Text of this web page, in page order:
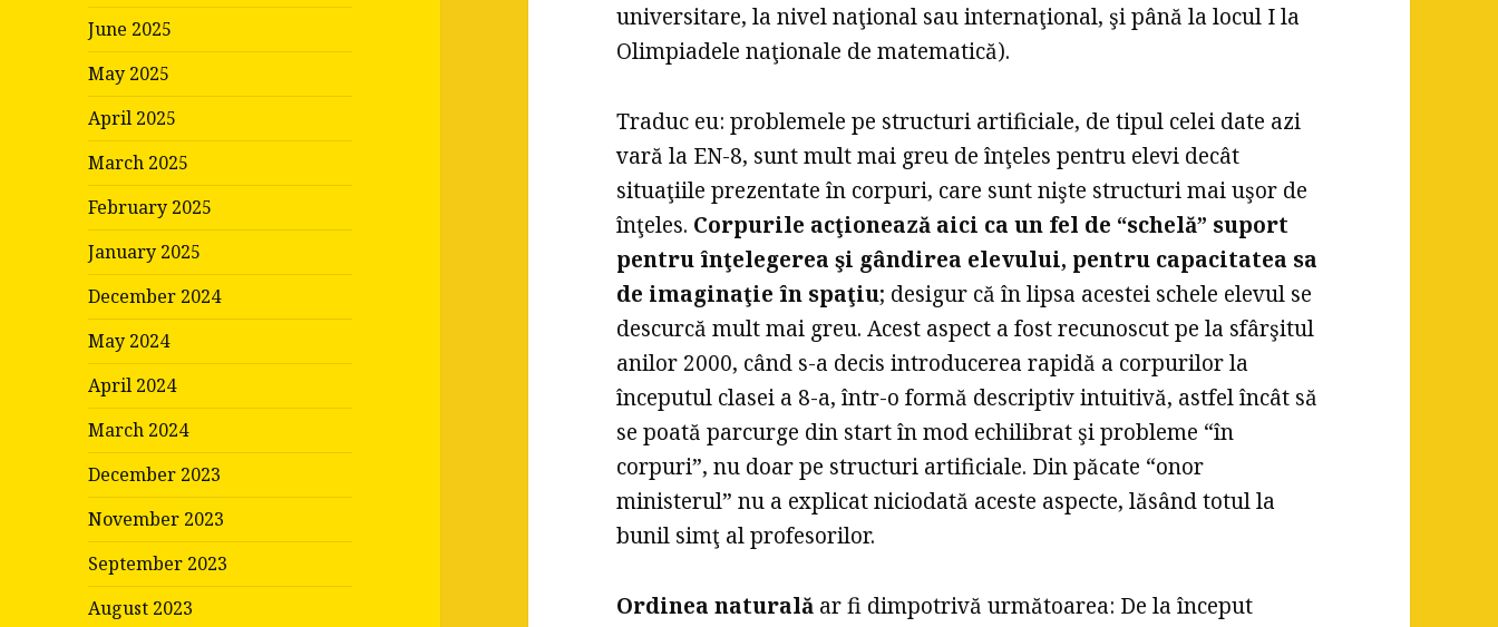
June 2025
May 2025
April 2025
March 2025
February 2025
January 2025
December 2024
May 2024
April 2024
March 2024
December 2023
November 2023
September 2023
August 2023
universitare, la nivel naţional sau internaţional, şi până la locul I la
Olimpiadele naţionale de matematică).
Traduc eu: problemele pe structuri artificiale, de tipul celei date azi
vară la EN-8, sunt mult mai greu de înţeles pentru elevi decât
situaţiile prezentate în corpuri, care sunt nişte structuri mai uşor de
înţeles. Corpurile acţionează aici ca un fel de “schelă” suport
pentru înţelegerea şi gândirea elevului, pentru capacitatea sa
de imaginaţie în spaţiu; desigur că în lipsa acestei schele elevul se
descurcă mult mai greu. Acest aspect a fost recunoscut pe la sfârşitul
anilor 2000, când s-a decis introducerea rapidă a corpurilor la
începutul clasei a 8-a, într-o formă descriptiv intuitivă, astfel încât să
se poată parcurge din start în mod echilibrat şi probleme “în
corpuri”, nu doar pe structuri artificiale. Din păcate “onor
ministerul” nu a explicat niciodată aceste aspecte, lăsând totul la
bunil simţ al profesorilor.
Ordinea naturală ar fi dimpotrivă următoarea: De la început